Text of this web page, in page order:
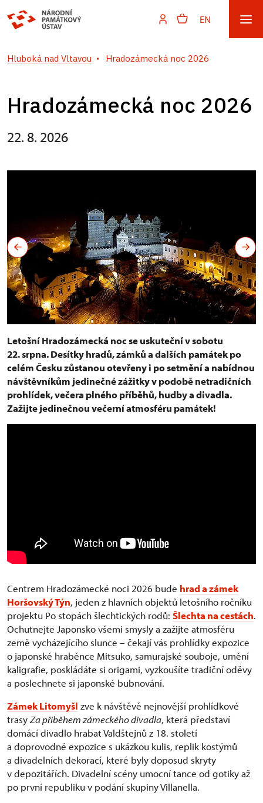
EN
Hluboká nad Vltavou Hradozámecká noc 2026
Hradozámecká noc 2026
22. 8. 2026
Letošní Hradozámecká noc se uskuteční v sobotu
22. srpna. Desítky hradů, zámků a dalších památek po
celém Česku zůstanou otevřeny i po setmění a nabídnou
návštěvníkům jedinečné zážitky v podobě netradičních
prohlídek, večera plného příběhů, hudby a divadla.
Zažijte jedinečnou večerní atmosféru památek!
Centrem Hradozámecké noci 2026 bude hrad a zámek
Horšovský Týn, jeden z hlavních objektů letošního ročníku
projektu Po stopách šlechtických rodů: Šlechta na cestách.
Ochutnejte Japonsko všemi smysly a zažijte atmosféru
země vycházejícího slunce – čekají vás prohlídky expozice
o japonské hraběnce Mitsuko, samurajské souboje, umění
kaligrafie, poskládáte si origami, vyzkoušíte tradiční oděvy
a poslechnete si japonské bubnování.
Zámek Litomyšl zve k návštěvě nejnovější prohlídkové
trasyZa příběhem zámeckého divadla, která představí
domácí divadlo hrabat Valdštejnů z 18. století
a doprovodné expozice s ukázkou kulis, replik kostýmů
a divadelních dekorací, které byly doposud skryty
v depozitářích. Divadelní scény umocní tance od gotiky až
po první republiku v podání skupiny Villanella.